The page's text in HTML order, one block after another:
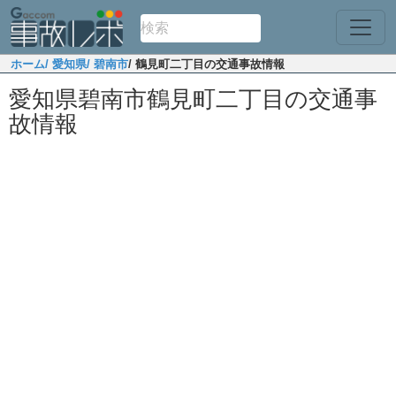
ホーム/ 愛知県/ 碧南市/ 鶴見町二丁目の交通事故情報
愛知県碧南市鶴見町二丁目の交通事
故情報